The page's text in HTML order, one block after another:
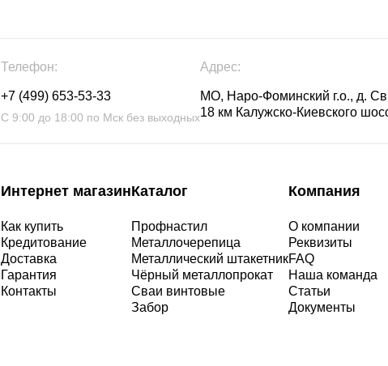
Телефон:
+7 (499) 653-53-33
С 9:00 до 18:00 по Мск без выходных
Адрес:
МО, Наро-Фоминский г.о., д.
18 км Калужско-Киевского
Интернет магазин
Как купить
Кредитование
Доставка
Гарантия
Контакты
Каталог
Профнастил
Металлочерепица
Металлический штакетник
Чёрный металлопрокат
Сваи винтовые
Забор
Компания
О компании
Реквизиты
FAQ
Наша команда
Статьи
Документы